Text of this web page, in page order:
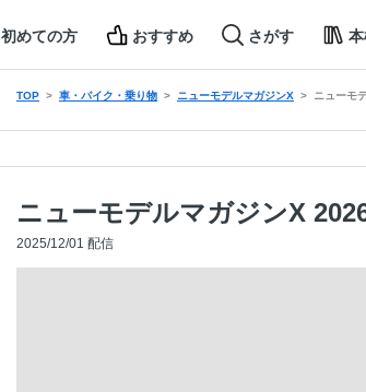
初めての方 おすすめ さがす 本
TOP 車・バイク・乗り物 ニューモデルマガジンX ニューモ
ニューモデルマガジンX
2025/12/01 配信